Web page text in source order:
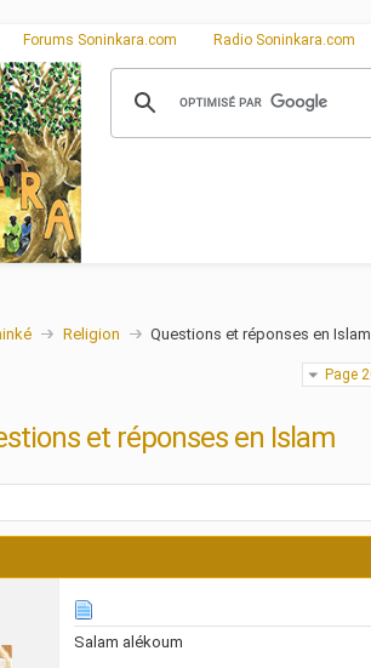
Forums Soninkara.com Radio Soninkara.com
Religion Questions et réponses en Islam
Page
et réponses en Islam
Salam alékoum